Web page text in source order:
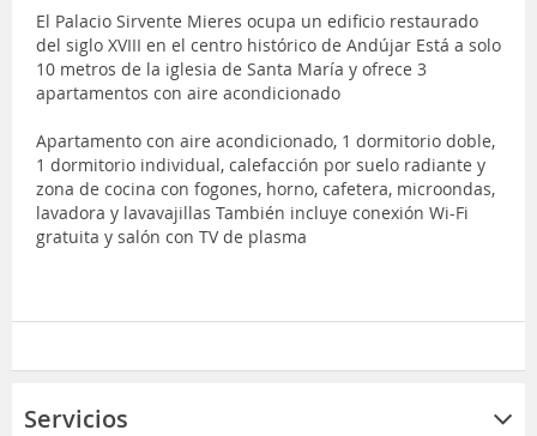
El Palacio Sirvente Mieres ocupa un edificio restaurado
del siglo XVIII en el centro histórico de Andújar Está a solo
10 metros de la iglesia de Santa María y ofrece 3
apartamentos con aire acondicionado
Apartamento con aire acondicionado, 1 dormitorio doble,
1 dormitorio individual, calefacción por suelo radiante y
zona de cocina con fogones, horno, cafetera, microondas,
lavadora y lavavajillas También incluye conexión Wi-Fi
gratuita y salón con TV de plasma
Servicios